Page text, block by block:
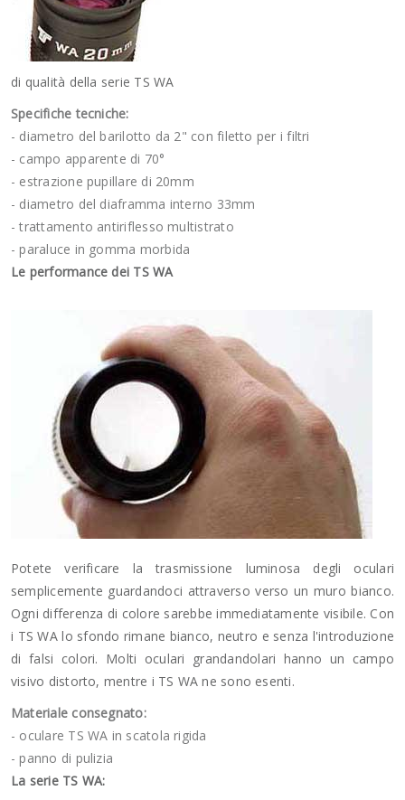
di qualità della serie TS WA
Specifiche tecniche:
- diametro del barilotto da 2" con filetto per i filtri
- campo apparente di 70°
- estrazione pupillare di 20mm
- diametro del diaframma interno 33mm
- trattamento antiriflesso multistrato
- paraluce in gomma morbida
Le performance dei TS WA
Potete verificare la trasmissione luminosa degli oculari
semplicemente guardandoci attraverso verso un muro bianco.
Ogni differenza di colore sarebbe immediatamente visibile. Con
i TS WA lo sfondo rimane bianco, neutro e senza l'introduzione
di falsi colori. Molti oculari grandandolari hanno un campo
visivo distorto, mentre i TS WA ne sono esenti.
Materiale consegnato:
- oculare TS WA in scatola rigida
- panno di pulizia
La serie TS WA: